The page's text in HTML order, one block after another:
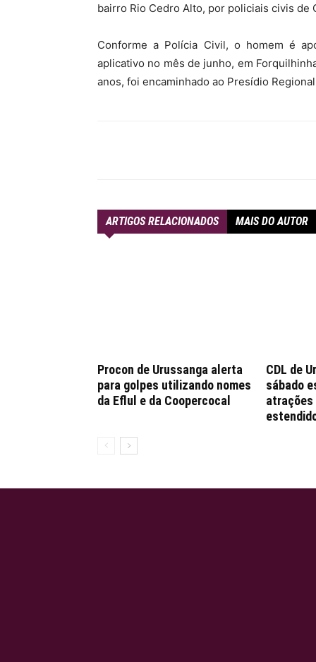
bairro Rio Cedro Alto, por policiais civis de
Conforme a Polícia Civil, o homem é
aplicativo no mês de junho, em
anos, foi encaminhado ao Presídio
ARTIGOS RELACIONADOS MAIS DO AUTOR
Procon de Urussanga alerta
para golpes utilizando nomes
da Eflul e da Coopercocal
CDL de
sábado
atrações